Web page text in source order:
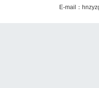
E-mail：